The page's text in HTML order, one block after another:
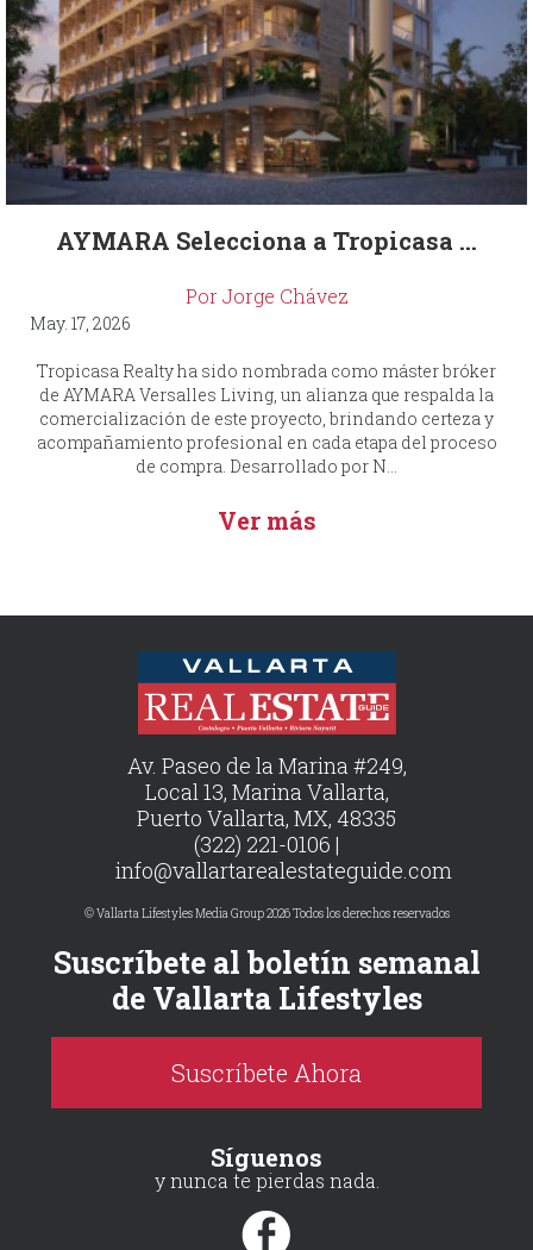
AYMARA Selecciona a Tropicasa ...
Por Jorge Chávez
May. 17, 2026
Tropicasa Realty ha sido nombrada como máster bróker
de AYMARA Versalles Living, un alianza que respalda la
comercialización de este proyecto, brindando certeza y
acompañamiento profesional en cada etapa del proceso
de compra. Desarrollado por N...
Ver más
Av. Paseo de la Marina #249,
Local 13, Marina Vallarta,
Puerto Vallarta, MX, 48335
(322) 221-0106 |
info@vallartarealestateguide.com
© Vallarta Lifestyles Media Group 2026 Todos los derechos reservados
Suscríbete al boletín semanal
de Vallarta Lifestyles
Suscríbete Ahora
Síguenos
y nunca te pierdas nada.